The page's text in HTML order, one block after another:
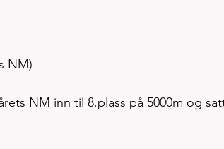
NM)
NM inn til 8.plass på 5000m og